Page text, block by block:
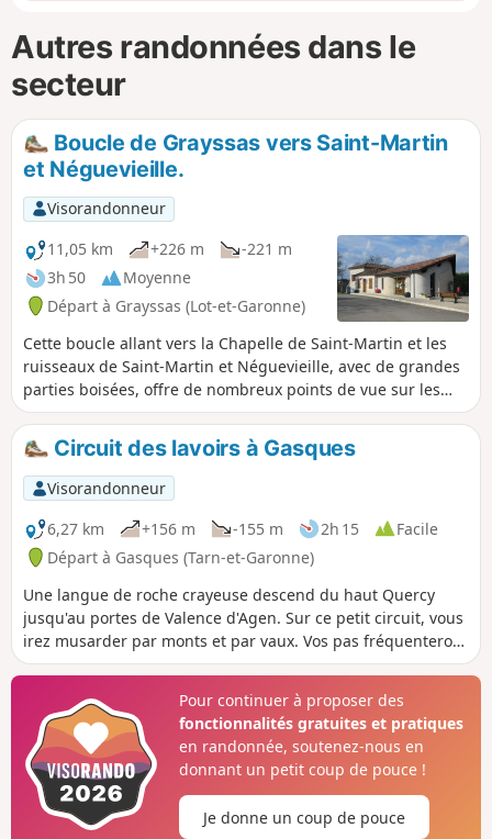
Autres randonnées dans le
secteur
Boucle de Grayssas vers Saint-Martin
et Néguevieille.
Visorandonneur
11,05 km
+226 m
-221 m
3h 50
Moyenne
Départ à Grayssas (Lot-et-Garonne)
Cette boucle allant vers la Chapelle de Saint-Martin et les
ruisseaux de Saint-Martin et Néguevieille, avec de grandes
parties boisées, offre de nombreux points de vue sur les
vallées au Nord et au Sud.
Circuit des lavoirs à Gasques
Visorandonneur
6,27 km
+156 m -155 m 2h 15
Facile
Départ à Gasques (Tarn-et-Garonne)
Une langue de roche crayeuse descend du haut Quercy
jusqu'au portes de Valence d'Agen. Sur ce petit circuit, vous
irez musarder par monts et par vaux. Vos pas fréquenteront
quelques anciens lavoirs. Le premier, sous le village,
autres, à mi-parcours, de chaque côté de la route, sont
envahis par la végétation ou les nénuphars. (Extrait des
"sentiers d'Emilie dans le 82 de Randoéditions).
Pour continuer à proposer des
fonctionnalités gratuites et pratiques
en randonnée, soutenez-nous en
donnant un petit coup de pouce !
Je donne un coup de pouce